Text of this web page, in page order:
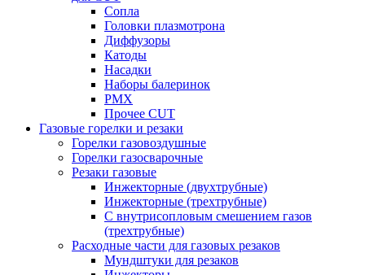
Сопла
Головки плазмотрона
Диффузоры
Катоды
Насадки
Наборы балеринок
PMX
Прочее CUT
Газовые горелки и резаки
Горелки газовоздушные
Горелки газосварочные
Резаки газовые
Инжекторные (двухтрубные)
Инжекторные (трехтрубные)
С внутрисопловым смешением газов
(трехтрубные)
Расходные части для газовых резаков
Мундштуки для резаков